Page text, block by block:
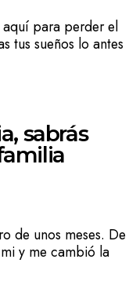
para perder el
tus sueños lo antes
sabrás
de unos meses. De
y me cambió la